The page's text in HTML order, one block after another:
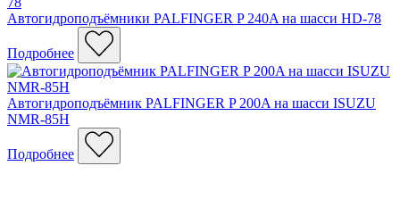
Автогидроподъёмники PALFINGER P 240A на шасси HD-78
Подробнее
Автогидроподъёмник PALFINGER P 200A на шасси ISUZU
NMR-85H
Подробнее